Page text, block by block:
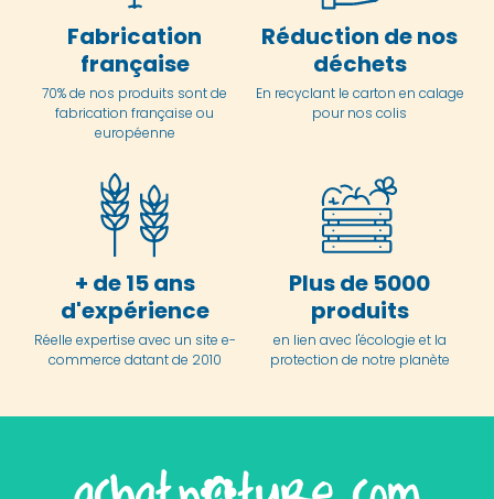
Fabrication
française
70% de nos produits sont de
fabrication française ou
européenne
Réduction de nos
déchets
En recyclant le carton en calage
pour nos colis
+ de 15 ans
d'expérience
Réelle expertise avec un site e-
commerce datant de 2010
Plus de 5000
produits
en lien avec l'écologie et la
protection de notre planète